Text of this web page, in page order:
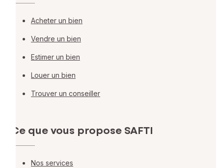
Acheter un bien
Vendre un bien
Estimer un bien
Louer un bien
Trouver un conseiller
Ce que vous propose SAFTI
Nos services